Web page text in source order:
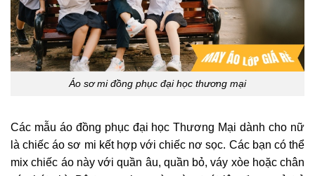
Áo sơ mi đồng phục đại học thương mại
Các mẫu áo đồng phục đại học Thương Mại dành cho nữ
là chiếc áo sơ mi kết hợp với chiếc nơ sọc. Các bạn có thể
mix chiếc áo này với quần âu, quần bỏ, váy xòe hoặc chân